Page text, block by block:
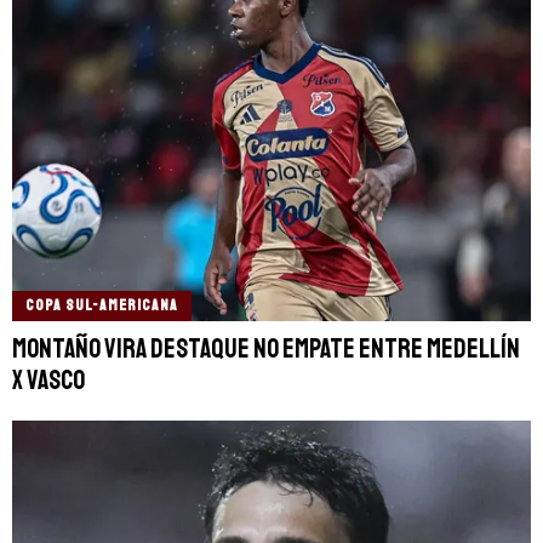
COPA SUL-AMERICANA
Montaño vira destaque no empate entre Medellín
x Vasco